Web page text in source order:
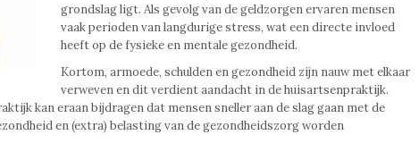
grondslag ligt. Als gevolg van de geldzorgen ervaren mensen
vaak perioden van langdurige stress, wat een directe invloed
heeft op de fysieke en mentale gezondheid.
Kortom, armoede, schulden en gezondheid zijn nauw met elkaar
verweven en dit verdient aandacht in de huisartsenpraktijk.
kan eraan bijdragen dat mensen sneller aan de slag gaan met de
en (extra) belasting van de gezondheidszorg worden